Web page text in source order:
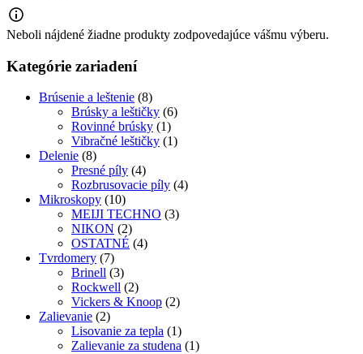
Neboli nájdené žiadne produkty zodpovedajúce vášmu výberu.
Kategórie zariadení
Brúsenie a leštenie (8)
Brúsky a leštičky (6)
Rovinné brúsky (1)
Vibračné leštičky (1)
Delenie (8)
Presné píly (4)
Rozbrusovacie píly (4)
Mikroskopy (10)
MEIJI TECHNO (3)
NIKON (2)
OSTATNÉ (4)
Tvrdomery (7)
Brinell (3)
Rockwell (2)
Vickers & Knoop (2)
Zalievanie (2)
Lisovanie za tepla (1)
Zalievanie za studena (1)